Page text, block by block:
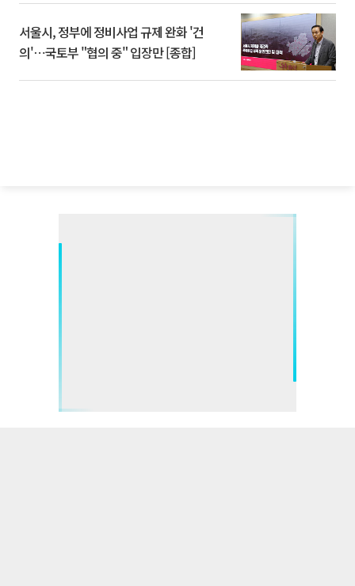
서울시, 정부에 정비사업 규제 완화 '건
의'⋯국토부 "협의 중" 입장만 [종합]